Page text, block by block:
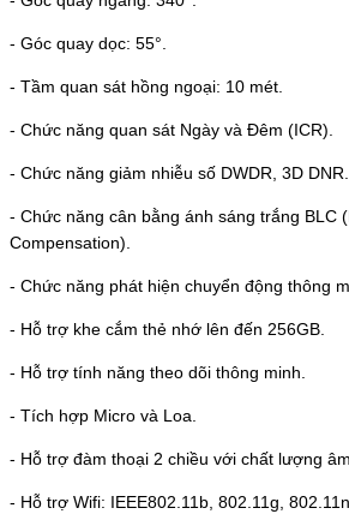
- Góc quay dọc: 55°.
- Tầm quan sát hồng ngoại: 10 mét.
- Chức năng quan sát Ngày và Đêm (ICR).
- Chức năng giảm nhiễu số DWDR, 3D DNR.
- Chức năng cân bằng ánh sáng trắng BLC
Compensation).
- Chức năng phát hiện chuyển động thông
- Hỗ trợ khe cắm thẻ nhớ lên đến 256GB.
- Hỗ trợ tính năng theo dõi thông minh.
- Tích hợp Micro và Loa.
- Hỗ trợ đàm thoại 2 chiều với chất lượng
- Hỗ trợ Wifi: IEEE802.11b, 802.11g,